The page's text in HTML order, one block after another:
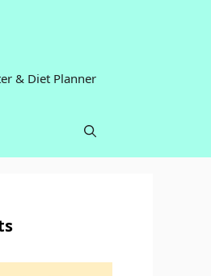
& Diet Planner